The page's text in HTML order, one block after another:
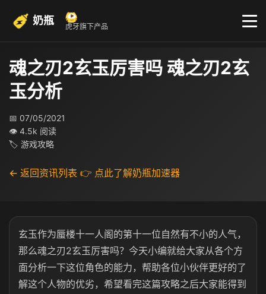
奶瓶 虎牙旗下产品
魂之刃2玄玉厉害吗 魂之刃2玄
玉分析
📅 07/05/2021
👁 4.5k 阅读
🏷 游戏攻略
← 返回资讯列表 👉 点此了解奶瓶加速器
玄玉作为蜃楼十一人阁的第十一位自然有不小的人气，
那么魂之刃2玄玉厉害吗？今天小编就给大家从各个方
面分析一下这位角色的能力，帮助各位小伙伴更好的了
解这个人物的优劣，希望看完这篇攻略之后大家能得到